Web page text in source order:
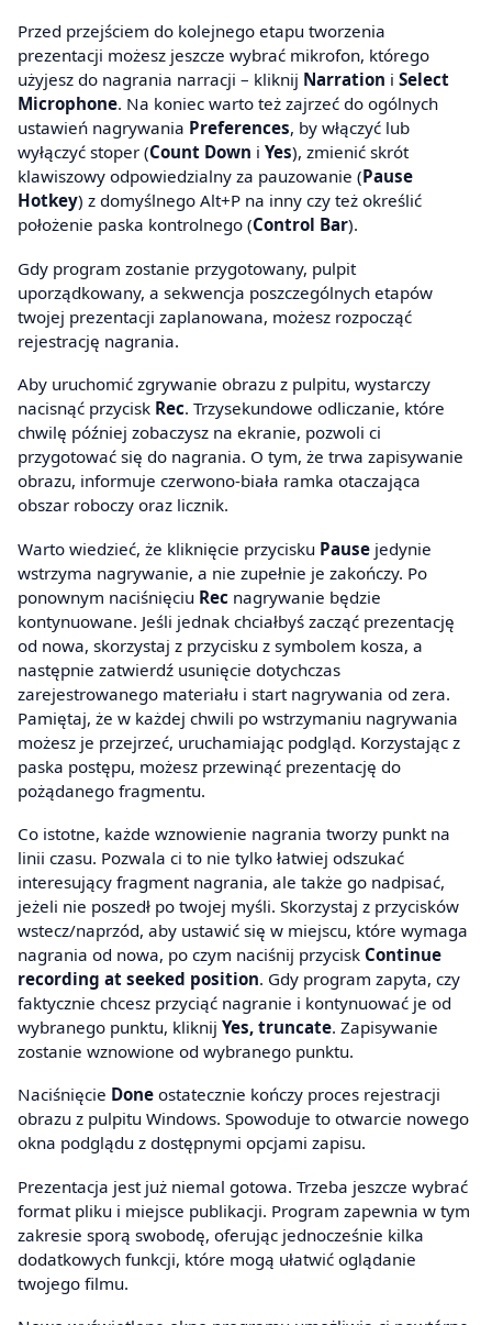
Przed przejściem do kolejnego etapu tworzenia
prezentacji możesz jeszcze wybrać mikrofon, którego
użyjesz do nagrania narracji – kliknij Narration i Select
Microphone. Na koniec warto też zajrzeć do ogólnych
ustawień nagrywania Preferences, by włączyć lub
wyłączyć stoper (Count Down i Yes), zmienić skrót
klawiszowy odpowiedzialny za pauzowanie (Pause
Hotkey) z domyślnego Alt+P na inny czy też określić
położenie paska kontrolnego (Control Bar).
Gdy program zostanie przygotowany, pulpit
uporządkowany, a sekwencja poszczególnych etapów
twojej prezentacji zaplanowana, możesz rozpocząć
rejestrację nagrania.
Aby uruchomić zgrywanie obrazu z pulpitu, wystarczy
nacisnąć przycisk Rec. Trzysekundowe odliczanie, które
chwilę później zobaczysz na ekranie, pozwoli ci
przygotować się do nagrania. O tym, że trwa zapisywanie
obrazu, informuje czerwono-biała ramka otaczająca
obszar roboczy oraz licznik.
Warto wiedzieć, że kliknięcie przycisku Pause jedynie
wstrzyma nagrywanie, a nie zupełnie je zakończy. Po
ponownym naciśnięciu Rec nagrywanie będzie
kontynuowane. Jeśli jednak chciałbyś zacząć prezentację
od nowa, skorzystaj z przycisku z symbolem kosza, a
następnie zatwierdź usunięcie dotychczas
zarejestrowanego materiału i start nagrywania od zera.
Pamiętaj, że w każdej chwili po wstrzymaniu nagrywania
możesz je przejrzeć, uruchamiając podgląd. Korzystając z
paska postępu, możesz przewinąć prezentację do
pożądanego fragmentu.
Co istotne, każde wznowienie nagrania tworzy punkt na
linii czasu. Pozwala ci to nie tylko łatwiej odszukać
interesujący fragment nagrania, ale także go nadpisać,
jeżeli nie poszedł po twojej myśli. Skorzystaj z przycisków
wstecz/naprzód, aby ustawić się w miejscu, które wymaga
nagrania od nowa, po czym naciśnij przycisk Continue
recording at seeked position. Gdy program zapyta, czy
faktycznie chcesz przyciąć nagranie i kontynuować je od
wybranego punktu, kliknij Yes, truncate. Zapisywanie
zostanie wznowione od wybranego punktu.
Naciśnięcie Done ostatecznie kończy proces rejestracji
obrazu z pulpitu Windows. Spowoduje to otwarcie nowego
okna podglądu z dostępnymi opcjami zapisu.
Prezentacja jest już niemal gotowa. Trzeba jeszcze wybrać
format pliku i miejsce publikacji. Program zapewnia w tym
zakresie sporą swobodę, oferując jednocześnie kilka
dodatkowych funkcji, które mogą ułatwić oglądanie
twojego filmu.